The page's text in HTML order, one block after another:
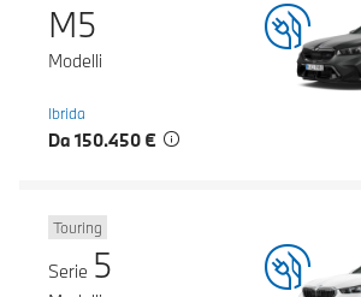
M5
Modelli
Ibrida
Da 150.450 €
Touring
Serie 5